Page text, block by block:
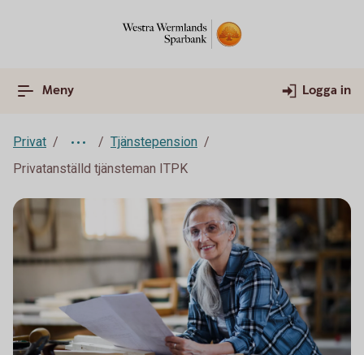
Meny Logga in
Privat
Tjänstepension
Privatanställd tjänsteman ITPK